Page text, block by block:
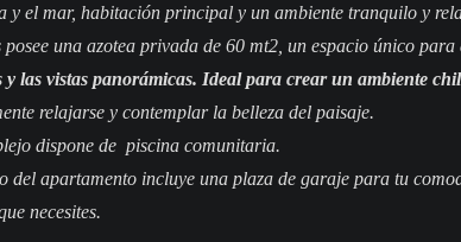
y el mar, habitación principal y un ambiente tranquilo y
posee una azotea privada de 60 mt2, un espacio único para
y las vistas panorámicas. Ideal para crear un ambiente
relajarse y contemplar la belleza del paisaje.
dispone de piscina comunitaria.
del apartamento incluye una plaza de garaje para tu
necesites.